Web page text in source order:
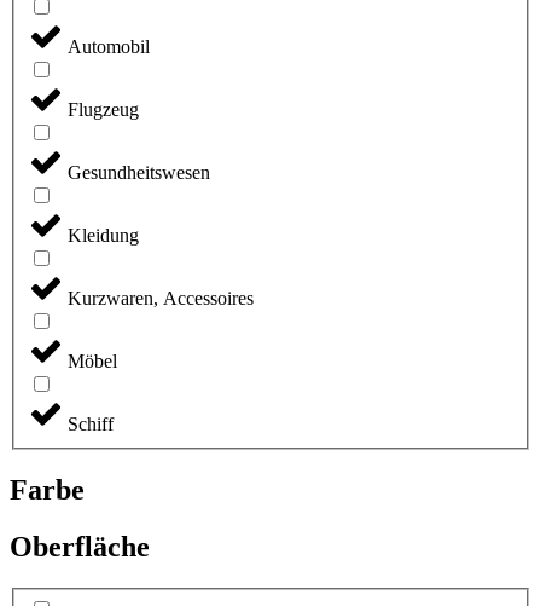
Automobil
Flugzeug
Gesundheitswesen
Kleidung
Kurzwaren, Accessoires
Möbel
Schiff
Farbe
Oberfläche